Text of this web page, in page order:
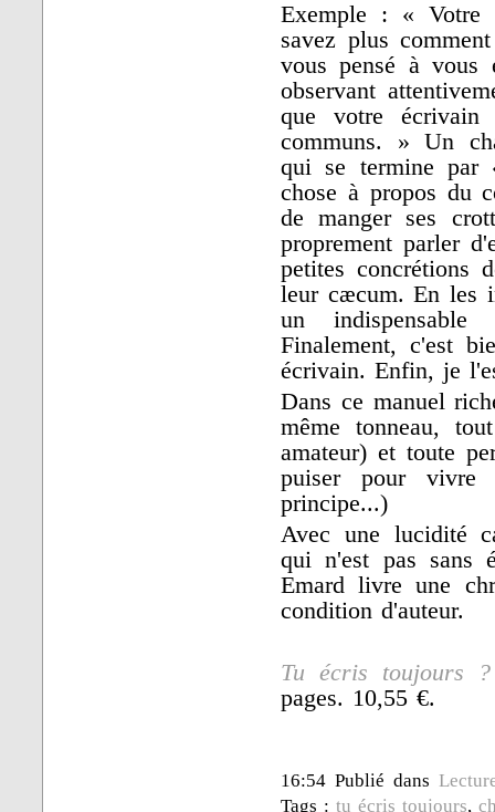
Exemple : « Votre
savez plus
vous pensé à vous
observant
que votre
communs. » Un
qui se termine par
chose à propos du
de manger ses
proprement parler
petites concrétions
leur cæcum. En les
un
Finalement, c'est
écrivain. Enfin, je
Dans ce manuel
même tonneau,
amateur) et toute
puiser pour vivre
principe...)
Avec une lucidité
qui n'est pas sans
Emard livre une
condition d'auteur.
Tu écris toujours ?
pages. 10,55 €.
16:54 Publié dans
Tags :tu écris toujours,